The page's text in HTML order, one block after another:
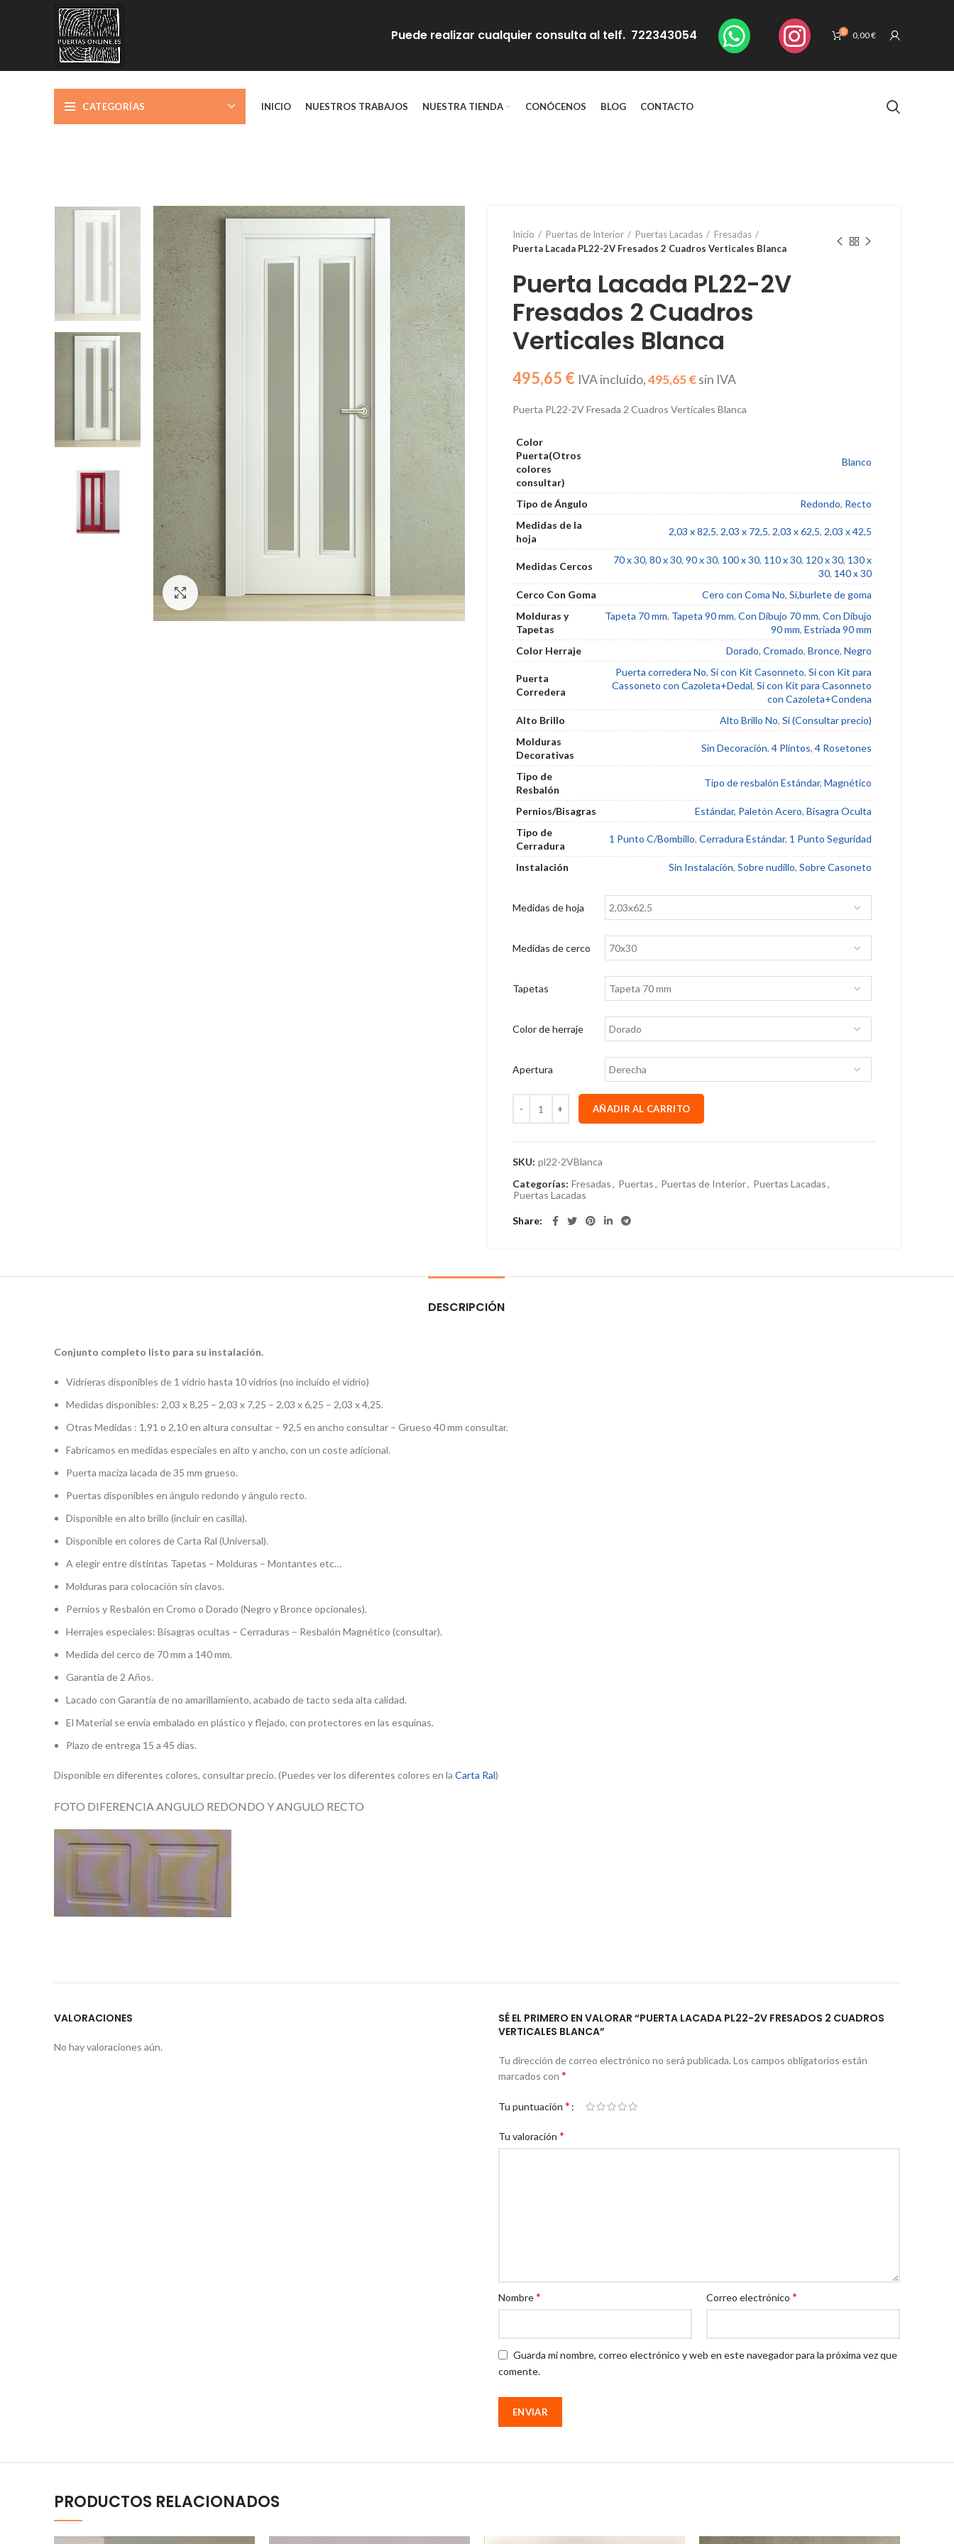
Puede realizar cualquier consulta al telf. 722343054 0 0,00€
CATEGORÍAS INICIO NUESTROS TRABAJOS NUESTRA TIENDA CONÓCENOS BLOG CONTACTO
Click to enlarge
Inicio Puertas de Interior Puertas Lacadas
Fresadas
Puerta Lacada PL22-2V Fresados 2 Cuadros Verticales Blanca
Puerta Lacada PL22-2V
Fresados 2 Cuadros
Verticales Blanca
€ 495,65€
Puerta PL22-2V Fresada 2 Cuadros Verticales Blanca
Color
Puerta(Otros
colores
consultar)
Blanco
Tipo de Ángulo Redondo, Recto
Medidas de la
hoja
2,03 x 82,5, 2,03 x 72,5, 2,03 x 62,5, 2,03 x 42,5
Medidas Cercos
70 x 30, 80 x 30, 90 x 30, 100 x 30, 110 x 30, 120 x 30, 130 x
30, 140 x 30
Cerco Con Goma
Cero con Coma No, Si,burlete de goma
Molduras y
Tapetas
Tapeta 70 mm, Tapeta 90 mm, Con Dibujo 70 mm, Con Dibujo
90 mm, Estriada 90 mm
Color Herraje
Dorado, Cromado, Bronce, Negro
Puerta
Corredera
Puerta corredera No, Si con Kit Casonneto, Si con Kit para
Cassoneto con Cazoleta+Dedal, Si con Kit para Casonneto
con Cazoleta+Condena
Alto Brillo
Alto Brillo No, Si (Consultar precio)
Molduras
Decorativas
Sin Decoración, 4 Plintos, 4 Rosetones
Tipo de
Resbalón
Tipo de resbalón Estándar, Magnético
Pernios/Bisagras Estándar, Paletón Acero, Bisagra Oculta
Tipo de
Cerradura
1 Punto C/Bombillo, Cerradura Estándar, 1 Punto Seguridad
Instalación Sin Instalación, Sobre nudillo, Sobre Casoneto
Medidas de hoja
Medidas de cerco
Tapetas
Color de herraje
Apertura
AÑADIR AL CARRITO
SKU: pl22-2VBlanca
Categorías: Fresadas, Puertas, Puertas de Interior, Puertas Lacadas,
Puertas Lacadas
Share
DESCRIPCIÓN
Conjunto completo listo para su instalación.
Vidrieras disponibles de 1 vidrio hasta 10 vidrios (no incluido el vidrio)
Medidas disponibles: 2,03 x 8,25 – 2,03 x 7,25 – 2,03 x 6,25 – 2,03 x 4,25.
Otras Medidas : 1,91 o 2,10 en altura consultar – 92,5 en ancho consultar – Grueso 40 mm consultar.
Fabricamos en medidas especiales en alto y ancho, con un coste adicional.
Puerta maciza lacada de 35 mm grueso.
Puertas disponibles en ángulo redondo y ángulo recto.
Disponible en alto brillo (incluir en casilla).
Disponible en colores de Carta Ral (Universal).
A elegir entre distintas Tapetas – Molduras – Montantes etc…
Molduras para colocación sin clavos.
Pernios y Resbalón en Cromo o Dorado (Negro y Bronce opcionales).
Herrajes especiales: Bisagras ocultas – Cerraduras – Resbalón Magnético (consultar).
Medida del cerco de 70 mm a 140 mm.
Garantia de 2 Años.
Lacado con Garantía de no amarillamiento, acabado de tacto seda alta calidad.
El Material se envia embalado en plástico y flejado, con protectores en las esquinas.
Plazo de entrega 15 a 45 días.
Disponible en diferentes colores, consultar precio. (Puedes ver los diferentes colores en la Carta Ral)
FOTO DIFERENCIA ANGULO REDONDO Y ANGULO RECTO
VALORACIONES
No hay valoraciones aún.
SÉ EL PRIMERO EN VALORAR “PUERTA LACADA PL22-2V FRESADOS 2 CUADROS
VERTICALES BLANCA”
Tu dirección de correo electrónico no será publicada. Los campos obligatorios están
marcados con *
Tu puntuación *
Tu valoración *
Nombre* Correo electrónico *
Guarda mi nombre, correo electrónico y web en este navegador para la próxima vez que
comente.
PRODUCTOS RELACIONADOS